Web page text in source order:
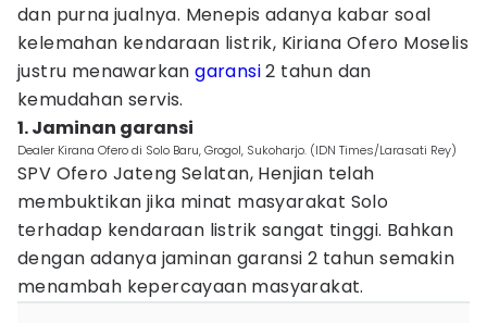
dan purna jualnya. Menepis adanya kabar soal
kelemahan kendaraan listrik, Kiriana Ofero Moselis
justru menawarkangaransi2 tahun dan
kemudahan servis.
1. Jaminan garansi
Dealer Kirana Ofero di Solo Baru, Grogol, Sukoharjo. (IDN Times/Larasati Rey)
SPV Ofero Jateng Selatan, Henjian telah
membuktikan jika minat masyarakat Solo
terhadap kendaraan listrik sangat tinggi. Bahkan
dengan adanya jaminan garansi 2 tahun semakin
menambah kepercayaan masyarakat.